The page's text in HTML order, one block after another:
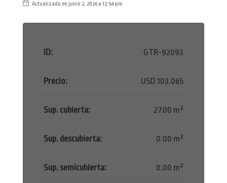
Actualizado en junio 2, 2026 a 12:54 pm
ID: GTR-92093
Precio: USD 103.065
Sup. cubierta: 27.00 m²
Sup. descubierta: 0.00 m²
Sup. semicubierta: 0.00 m²